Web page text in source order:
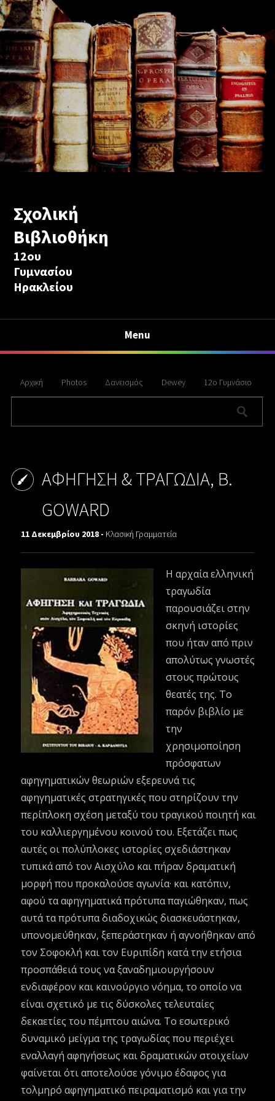
Σχολική
Βιβλιοθήκη
12ου
Γυμνασίου
Ηρακλείου
Menu
Αρχική Photos Δανεισμός Dewey 12ο Γυμνάσιο
ΑΦΗΓΗΣΗ & ΤΡΑΓΩΔΙΑ, B.
GOWARD
11 Δεκεμβρίου 2018 - Κλασική Γραμματεία
Η αρχαία ελληνική
τραγωδία
παρουσιάζει στην
σκηνή ιστορίες
που ήταν από πριν
απολύτως γνωστές
στους πρώτους
θεατές της. Το
παρόν βιβλίο με
την
χρησιμοποίηση
πρόσφατων
αφηγηματικών θεωριών εξερευνά τις
αφηγηματικές στρατηγικές που στηρίζουν την
περίπλοκη σχέση μεταξύ του τραγικού ποιητή και
του καλλιεργημένου κοινού του. Εξετάζει πως
αυτές οι πολύπλοκες ιστορίες σχεδιάστηκαν
τυπικά από τον Αισχύλο και πήραν δραματική
μορφή που προκαλούσε αγωνία· και κατόπιν,
αφού τα αφηγηματικά πρότυπα παγιώθηκαν, πως
αυτά τα πρότυπα διαδοχικώς διασκευάστηκαν,
υπονομεύθηκαν, ξεπεράστηκαν ή αγνοήθηκαν από
τον Σοφοκλή και τον Ευριπίδη κατά την ετήσια
προσπάθειά τους να ξαναδημιουργήσουν
ενδιαφέρον και καινούργιο νόημα, το οποίο να
είναι σχετικό με τις δύσκολες τελευταίες
δεκαετίες του πέμπτου αιώνα. Το εσωτερικό
δυναμικό μείγμα της τραγωδίας που περιέχει
εναλλαγή αφηγήσεως και δραματικών στοιχείων
φαίνεται ότι αποτελούσε γόνιμο έδαφος για
τολμηρό αφηγηματικό πειραματισμό και για την